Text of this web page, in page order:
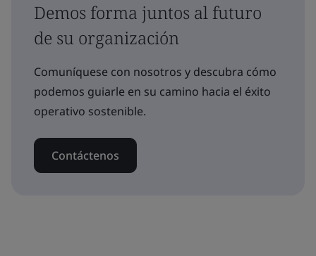
Demos forma juntos al futuro
de su organización
Comuníquese con nosotros y descubra cómo
podemos guiarle en su camino hacia el éxito
operativo sostenible.
Contáctenos